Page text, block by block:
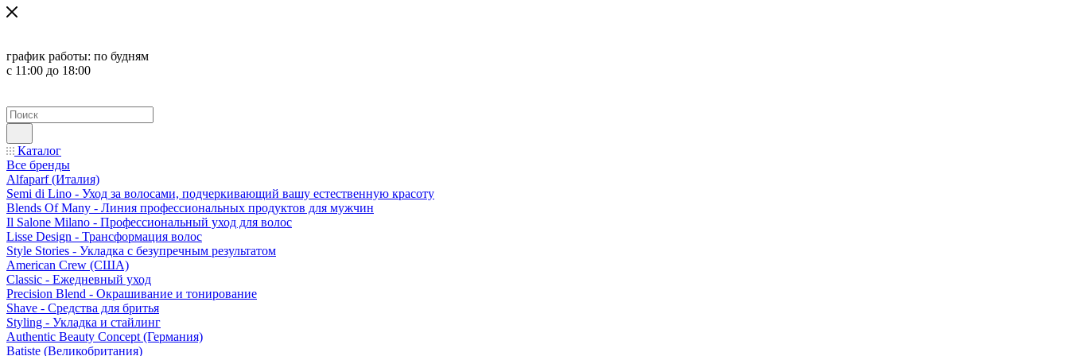
график работы: по будням
с 11:00 до 18:00
Каталог
Все бренды
Alfaparf (Италия)
Semi di Lino - Уход за волосами, подчеркивающий вашу естественную красоту
Blends Of Many - Линия профессиональных продуктов для мужчин
Il Salone Milano - Профессиональный уход для волос
Lisse Design - Трансформация волос
Style Stories - Укладка с безупречным результатом
American Crew (США)
Classic - Ежедневный уход
Precision Blend - Окрашивание и тонирование
Shave - Средства для бритья
Styling - Укладка и стайлинг
Authentic Beauty Concept (Германия)
Batiste (Великобритания)